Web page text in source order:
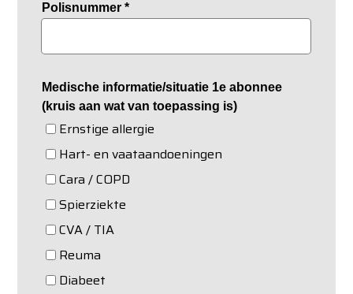
Polisnummer*
Medische informatie/situatie 1e abonnee
(kruis aan wat van toepassing is)
Ernstige allergie
Hart- en vaataandoeningen
Cara / COPD
Spierziekte
CVA / TIA
Reuma
Diabeet